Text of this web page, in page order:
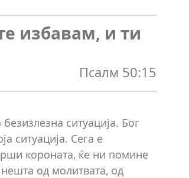
избавам, и ти
Псалм 50:15
ситуација. Бог
ситуација. Сега е
короната, ќе ни помине
од молитвата, од